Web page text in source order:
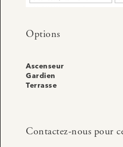
Options
Ascenseur
Gardien
Terrasse
Contactez-nous pour